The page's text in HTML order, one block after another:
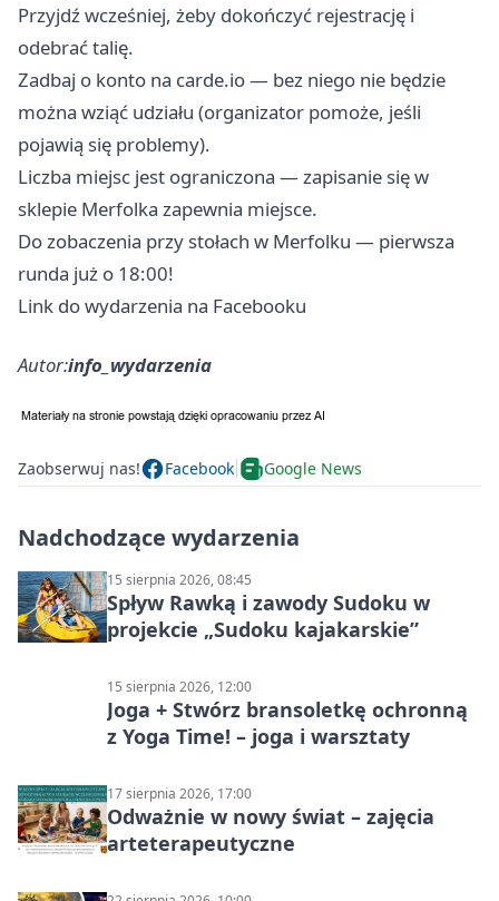
Przyjdź wcześniej, żeby dokończyć rejestrację i
odebrać talię.
Zadbaj o konto na carde.io — bez niego nie będzie
można wziąć udziału (organizator pomoże, jeśli
pojawią się problemy).
Liczba miejsc jest ograniczona — zapisanie się w
sklepie Merfolka zapewnia miejsce.
Do zobaczenia przy stołach w Merfolku — pierwsza
runda już o 18:00!
Link do wydarzenia na Facebooku
Autor:info_wydarzenia
Zaobserwuj nas! Facebook Google News
Nadchodzące wydarzenia
15 sierpnia 2026, 08:45
Spływ Rawką i zawody Sudoku w
projekcie „Sudoku kajakarskie”
15 sierpnia 2026, 12:00
Joga + Stwórz bransoletkę ochronną
z Yoga Time! – joga i warsztaty
17 sierpnia 2026, 17:00
Odważnie w nowy świat – zajęcia
arteterapeutyczne